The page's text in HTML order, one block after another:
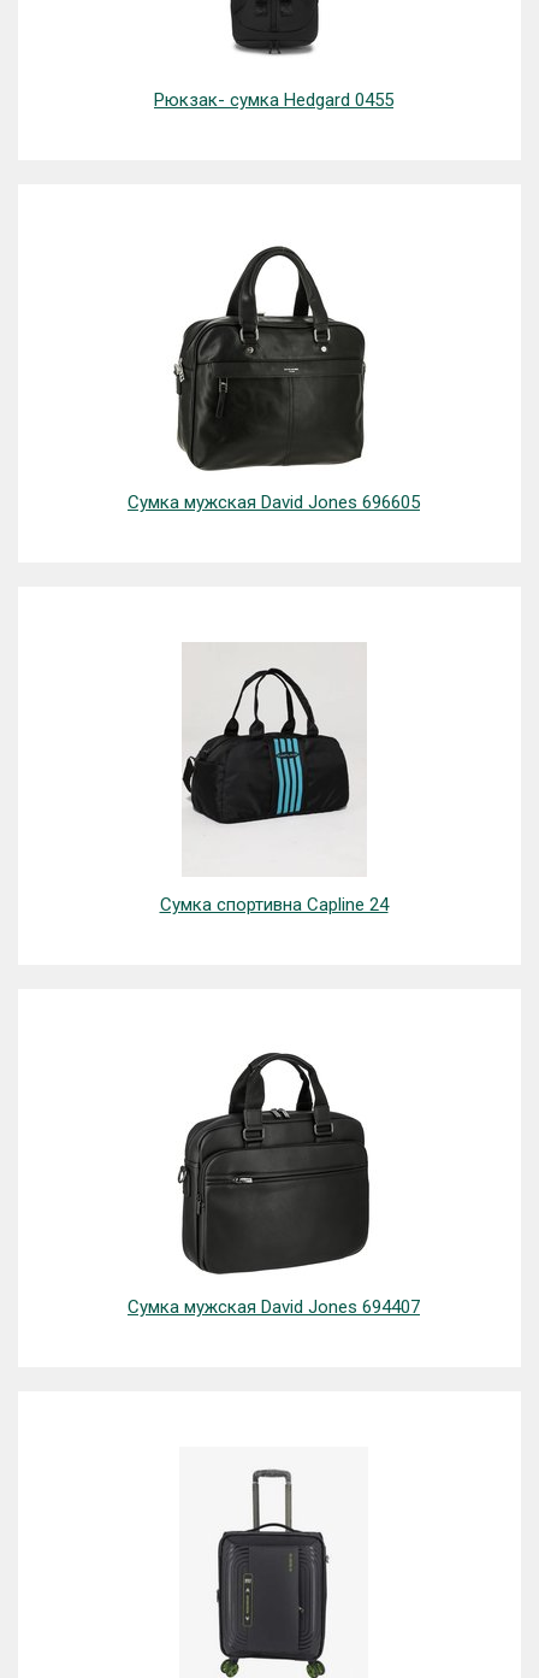
Рюкзак- сумка Hedgard 0455
Сумка мужская David Jones 696605
Сумка спортивна Capline 24
Сумка мужская David Jones 694407